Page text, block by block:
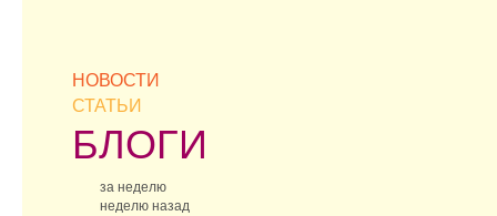
НОВОСТИ
СТАТЬИ
БЛОГИ
за неделю
неделю назад